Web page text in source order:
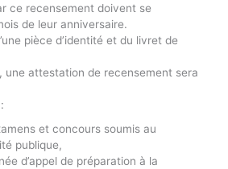
ce recensement doivent se
de leur anniversaire.
pièce d’identité et du livret de
une attestation de recensement sera
et concours soumis au
publique,
d’appel de préparation à la